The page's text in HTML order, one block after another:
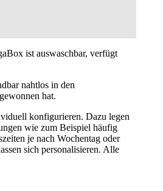
ist auswaschbar, verfügt
nahtlos in den
hat.
konfigurieren. Dazu legen
wie zum Beispiel häufig
je nach Wochentag oder
sich personalisieren. Alle